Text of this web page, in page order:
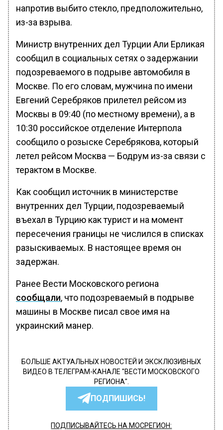
напротив выбито стекло, предположительно,
из-за взрыва.
Министр внутренних дел Турции Али Ерликая
сообщил в социальных сетях о задержании
подозреваемого в подрыве автомобиля в
Москве. По его словам, мужчина по имени
Евгений Серебряков прилетел рейсом из
Москвы в 09:40 (по местному времени), а в
10:30 российское отделение Интерпола
сообщило о розыске Серебрякова, который
летел рейсом Москва — Бодрум из-за связи с
терактом в Москве.
Как сообщил источник в министерстве
внутренних дел Турции, подозреваемый
въехал в Турцию как турист и на момент
пересечения границы не числился в списках
разыскиваемых. В настоящее время он
задержан.
Ранее Вести Московского региона
сообщали, что подозреваемый в подрыве
машины в Москве писал свое имя на
украинский манер.
БОЛЬШЕ АКТУАЛЬНЫХ НОВОСТЕЙ И ЭКСКЛЮЗИВНЫХ
ВИДЕО В ТЕЛЕГРАМ-КАНАЛЕ "ВЕСТИ МОСКОВСКОГО
РЕГИОНА".
ПОДПИШИСЬ!
ПОДПИСЫВАЙТЕСЬ НА МОСРЕГИОН: